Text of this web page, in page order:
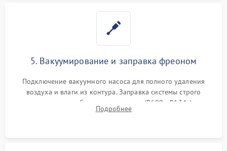
5. Вакуумирование и заправка фреоном
Подключение вакуумного насоса для полного удаления
воздуха и влаги из контура. Заправка системы строго
дозированным объемом хладагента (R600a, R134a) по
электронным весам. Контроль рабочего давления в системе.
Подробнее